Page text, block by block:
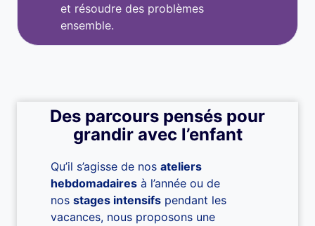
et résoudre des problèmes
ensemble.
Des parcours pensés pour
grandir avec l’enfant
Qu’il s’agisse de nos ateliers
hebdomadaires à l’année ou de
nos stages intensifs pendant les
vacances, nous proposons une